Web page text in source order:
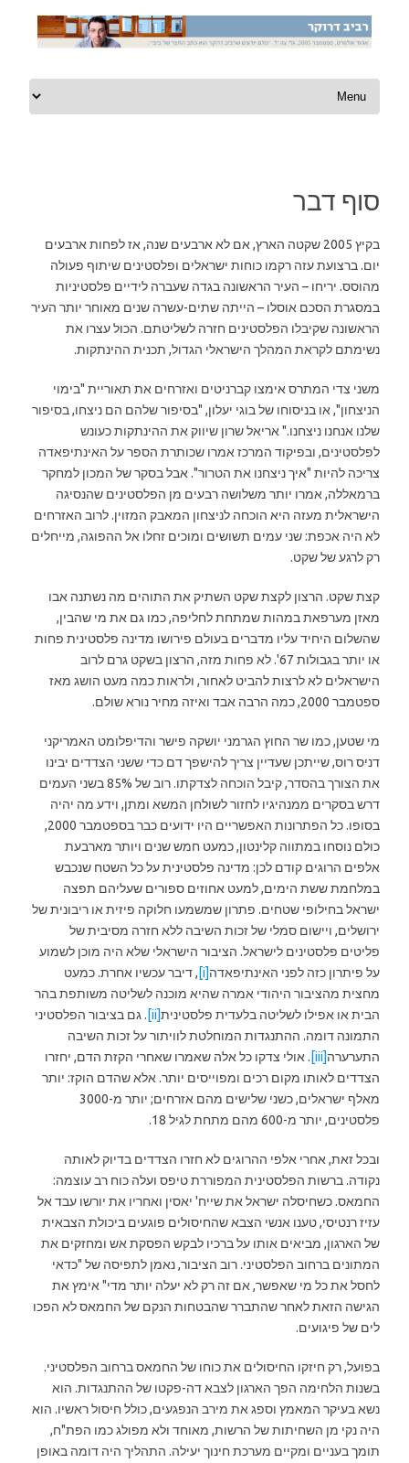
Skip to content
סוף דבר
בקיץ 2005 שקטה הארץ, אם לא ארבעים שנה, אז לפחות ארבעים
יום. ברצועת עזה רקמו כוחות ישראלים ופלסטינים שיתוף פעולה
מהוסס. יריחו – העיר הראשונה בגדה שעברה לידיים פלסטיניות
במסגרת הסכם אוסלו – הייתה שתים-עשרה שנים מאוחר יותר העיר
הראשונה שקיבלו הפלסטינים חזרה לשליטתם. הכול עצרו את
נשימתם לקראת המהלך הישראלי הגדול, תכנית ההינתקות.
משני צדי המתרס אימצו קברניטים ואזרחים את תאוריית "בימוי
הניצחון", או בניסוחו של בוגי יעלון, "בסיפור שלהם הם ניצחו, בסיפור
שלנו אנחנו ניצחנו." אריאל שרון שיווק את ההינתקות כעונש
לפלסטינים, ובפיקוד המרכז אמרו שכותרת הספר על האינתיפאדה
צריכה להיות "איך ניצחנו את הטרור". אבל בסקר של המכון למחקר
ברמאללה, אמרו יותר משלושה רבעים מן הפלסטינים שהנסיגה
הישראלית מעזה היא הוכחה לניצחון המאבק המזוין. לרוב האזרחים
לא היה אכפת: שני עמים תשושים ומוכים זחלו אל ההפוגה, מייחלים
רק לרגע של שקט.
קצת שקט. הרצון לקצת שקט השתיק את התוהים מה נשתנה אבו
מאזן מערפאת במהות שמתחת לחליפה, כמו גם את מי שהבין,
שהשלום היחיד עליו מדברים בעולם פירושו מדינה פלסטינית פחות
או יותר בגבולות 67'. לא פחות מזה, הרצון בשקט גרם לרוב
הישראלים לא לרצות להביט לאחור, ולראות כמה מעט הושג מאז
ספטמבר 2000, כמה הרבה אבד ואיזה מחיר נורא שולם.
מי שטען, כמו שר החוץ הגרמני יושקה פישר והדיפלומט האמריקני
דניס רוס, שייתכן שעדיין צריך להישפך דם כדי ששני הצדדים יבינו
את הצורך בהסדר, קיבל הוכחה לצדקתו. רוב של 85% בשני העמים
דרש בסקרים ממנהיגיו לחזור לשולחן המשא ומתן, וידע מה יהיה
בסופו. כל הפתרונות האפשריים היו ידועים כבר בספטמבר 2000,
כולם נוסחו במתווה קלינטון, כמעט חמש שנים ויותר מארבעת
אלפים הרוגים קודם לכן: מדינה פלסטינית על כל השטח שנכבש
במלחמת ששת הימים, למעט אחוזים ספורים שעליהם תפצה
ישראל בחילופי שטחים. פתרון שמשמעו חלוקה פיזית או ריבונית של
ירושלים, ויישום סמלי של זכות השיבה ללא חזרה מסיבית של
פליטים פלסטינים לישראל. הציבור הישראלי שלא היה מוכן לשמוע
על פיתרון כזה לפני האינתיפאדה[i] , דיבר עכשיו אחרת. כמעט
מחצית מהציבור היהודי אמרה שהיא מוכנה לשליטה משותפת בהר
הבית או אפילו לשליטה בלעדית פלסטינית[ii]
. גם בציבור הפלסטיני
התמונה דומה. ההתנגדות המוחלטת לוויתור על זכות השיבה
התערערה[iii]
. אולי צדקו כל אלה שאמרו שאחרי הקזת הדם, יחזרו
הצדדים לאותו מקום רכים ומפוייסים יותר. אלא שהדם הוקז: יותר
מאלף ישראלים, כשני שלישים מהם אזרחים; יותר מ-3000
פלסטינים, יותר מ-600 מהם מתחת לגיל 18.
ובכל זאת, אחרי אלפי ההרוגים לא חזרו הצדדים בדיוק לאותה
נקודה. ברשות הפלסטינית המפוררת טיפס ועלה כוח רב עוצמה:
החמאס. כשחיסלה ישראל את שייח' יאסין ואחריו את יורשו עבד אל
עזיז רנטיסי, טענו אנשי הצבא שהחיסולים פוגעים ביכולת הצבאית
של הארגון, מביאים אותו על ברכיו לבקש הפסקת אש ומחזקים את
המתונים ברחוב הפלסטיני. רוב הציבור, נאמן לתפיסה של "כדאי
לחסל את כל מי שאפשר, אם זה רק לא יעלה יותר מדי" אימץ את
הגישה הזאת לאחר שהתברר שהבטחות הנקם של החמאס לא הפכו
לים של פיגועים.
בפועל, רק חיזקו החיסולים את כוחו של החמאס ברחוב הפלסטיני.
בשנות הלחימה הפך הארגון לצבא דה-פקטו של ההתנגדות. הוא
נשא בעיקר המאמץ וספג את מירב הנפגעים, כולל חיסול ראשיו. הוא
היה נקי מן השחיתות של הרשות, מאוחד ולא מפולג כמו הפת"ח,
תומך בעניים ומקיים מערכת חינוך יעילה. התהליך היה דומה באופן